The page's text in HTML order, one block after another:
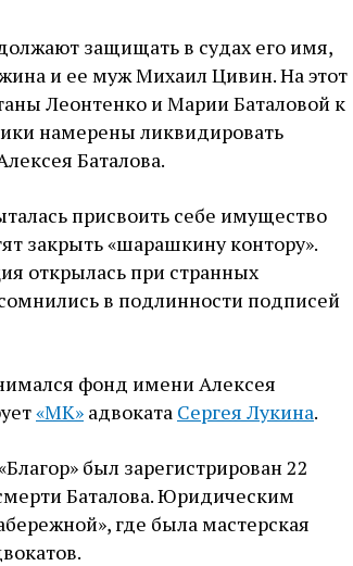
защищать в судах его имя,
и ее муж Михаил Цивин. На этот
Леонтенко и Марии Баталовой к
намерены ликвидировать
Баталова.
присвоить себе имущество
закрыть «шарашкину контору».
открылась при странных
в подлинности подписей
фонд имени Алексея
«МК» адвоката Сергея Лукина.
был зарегистрирован 22
Баталова. Юридическим
где была мастерская